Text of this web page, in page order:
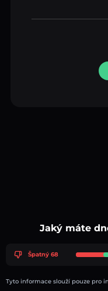
Jaký máte
Špatný 68
Tyto informace slouží pouze pro